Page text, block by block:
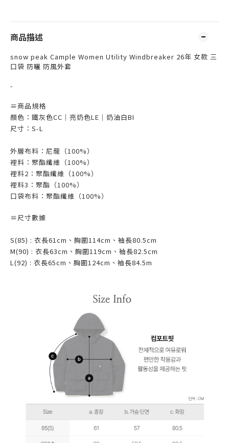
商品描述
snow peak Cample Women Utility Windbreaker 26年 女款 三
口袋 防曬 防風外套
-
≡商品規格
顏色：鐵灰色CC ｜亮奶色LE｜奶油白BI
尺寸：S-L
外層布料：尼龍（100%）
裡料：聚酯纖維（100%）
裡料2：聚酯纖維（100%）
裡料3：聚酯（100%）
口袋布料：聚酯纖維（100%）
≡尺寸數據
S(85) : 衣長61cm、胸圍114cm、袖長80.5cm
M(90) : 衣長63cm、胸圍119cm、袖長82.5cm
L(92) : 衣長65cm、胸圍124cm、袖長84.5m